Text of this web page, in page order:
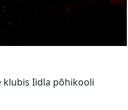
klubis Iidla põhikooli